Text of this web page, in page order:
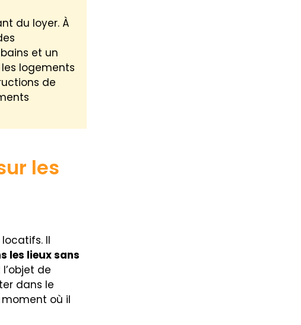
du loyer. À
et un
logements
de
les
Il
les lieux sans
de
dans le
où il